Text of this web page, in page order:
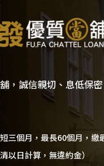
，誠信親切、息低保
三個月，最長60個月，繳
以日計算，無違約金）